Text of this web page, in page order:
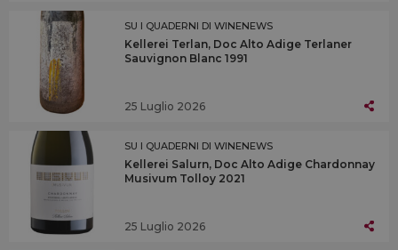
SU I QUADERNI DI WINENEWS
Kellerei Terlan, Doc Alto Adige Terlaner
Sauvignon Blanc 1991
25 Luglio 2026
SU I QUADERNI DI WINENEWS
Kellerei Salurn, Doc Alto Adige Chardonnay
Musivum Tolloy 2021
25 Luglio 2026